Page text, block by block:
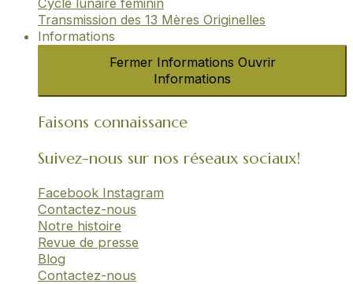
Transmission des 13 Mères Originelles​
Informations
Fermer Informations Ouvrir
Informations
Faisons connaissance
Suivez-nous sur nos réseaux sociaux!
Facebook Instagram
Contactez-nous
Notre histoire
Revue de presse
Blog
Contactez-nous